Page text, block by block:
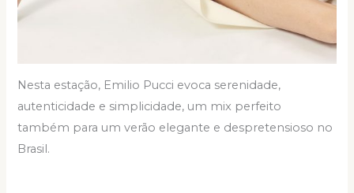
Nesta estação, Emilio Pucci evoca serenidade,
autenticidade e simplicidade, um mix perfeito
também para um verão elegante e despretensioso no
Brasil.